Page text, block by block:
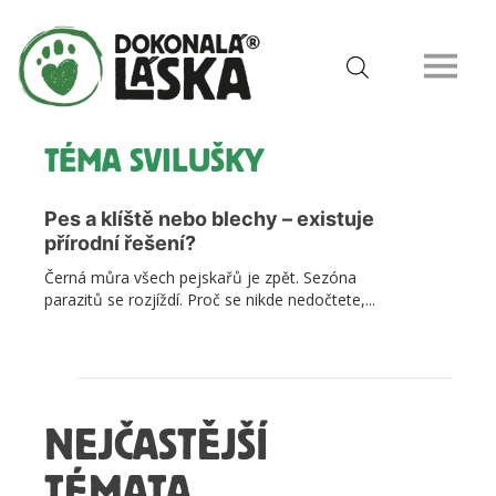
TÉMA SVILUŠKY
Pes a klíště nebo blechy – existuje
přírodní řešení?
Černá můra všech pejskařů je zpět. Sezóna
parazitů se rozjíždí. Proč se nikde nedočtete,...
NEJČASTĚJŠÍ